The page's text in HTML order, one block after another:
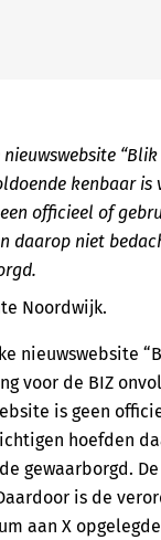
kenbaar is
officieel of
daarop niet
Noordwijk.
nieuwswebsite
voor de BIZ
is geen
hoefden
gewaarborgd.
is de
aan X opgelegde